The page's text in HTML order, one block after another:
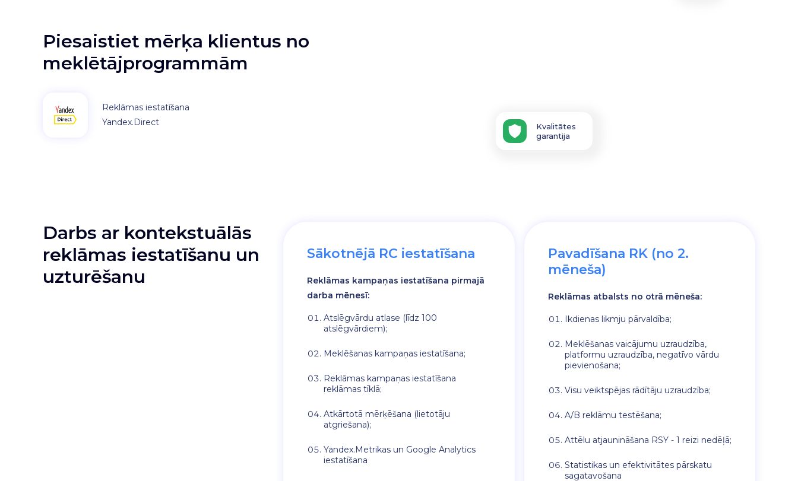
Piesaistiet mērķa klientus no
meklētājprogrammām
Reklāmas iestatīšana
Yandex.Direct
Kvalitātes
garantija
Darbs ar kontekstuālās
reklāmas iestatīšanu un
uzturēšanu
Sākotnējā RC iestatīšana
Reklāmas kampaņas iestatīšana pirmajā
darba mēnesī:
Atslēgvārdu atlase (līdz 100
atslēgvārdiem);
Meklēšanas kampaņas iestatīšana;
Reklāmas kampaņas iestatīšana
reklāmas tīklā;
Atkārtotā mērķēšana (lietotāju
atgriešana);
Yandex.Metrikas un Google Analytics
iestatīšana
Pavadīšana RK (no 2.
mēneša)
Reklāmas atbalsts no otrā mēneša:
Ikdienas likmju pārvaldība;
Meklēšanas vaicājumu uzraudzība,
platformu uzraudzība, negatīvo vārdu
pievienošana;
Visu veiktspējas rādītāju uzraudzība;
A/B reklāmu testēšana;
Attēlu atjaunināšana RSY - 1 reizi nedēļā;
Statistikas un efektivitātes pārskatu
sagatavošana